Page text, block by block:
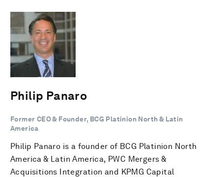
Philip Panaro
Former CEO & Founder, BCG Platinion North & Latin
America
Philip Panaro is a founder of BCG Platinion North
America & Latin America, PWC Mergers &
Acquisitions Integration and KPMG Capital